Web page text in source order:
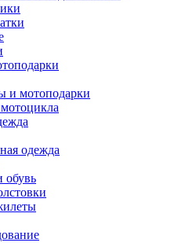
и мотоподарки
одежда